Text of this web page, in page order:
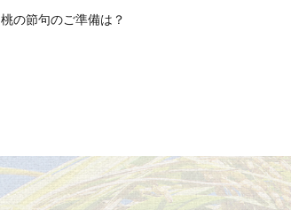
桃の節句のご準備は？